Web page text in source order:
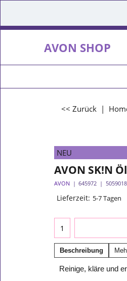
AVON SHOP
<< Zurück |
NEU
AVON SK!N
AVON 645972
Lieferzeit: 5-7 Tagen
Beschreibung
Reinige, kläre und